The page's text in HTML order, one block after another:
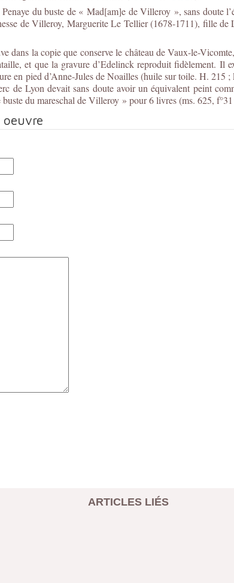
du buste de « Mad[am]e de Villeroy », sans doute
de Villeroy, Marguerite Le Tellier (1678-1711), fille
dans la copie que conserve le château de Vaux-le-
et que la gravure d’Edelinck reproduit fidèlement. Il
en pied d’Anne-Jules de Noailles (huile sur toile. H.
de Lyon devait sans doute avoir un équivalent peint
du mareschal de Villeroy » pour 6 livres (ms. 625,
oeuvre
ARTICLES LIÉS